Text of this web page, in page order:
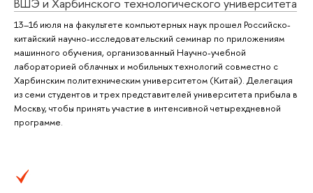
13–16 июля на факультете компьютерных наук прошел Российско-
китайский научно-исследовательский семинар по приложениям
машинного обучения, организованный Научно-учебной
лабораторией облачных и мобильных технологий совместно с
Харбинским политехническим университетом (Китай). Делегация
из семи студентов и трех представителей университета прибыла в
Москву, чтобы принять участие в интенсивной четырехдневной
программе.